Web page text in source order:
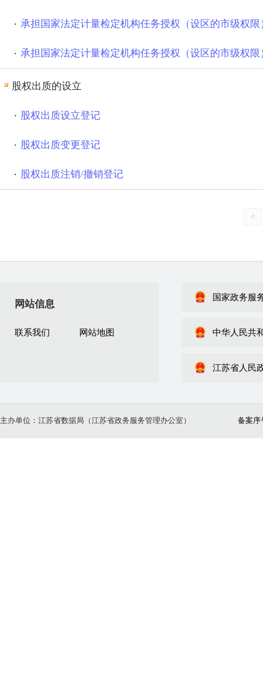
承担国家法定计量检定机构任务授权（设区的市级权限
承担国家法定计量检定机构任务授权（设区的市级权限
股权出质的设立
股权出质设立登记
股权出质变更登记
股权出质注销/撤销登记
<
网站信息
联系我们 网站地图
国家政务服
中华人民共
江苏省人民
主办单位：江苏省数据局（江苏省政务服务管理办公室） 备案序